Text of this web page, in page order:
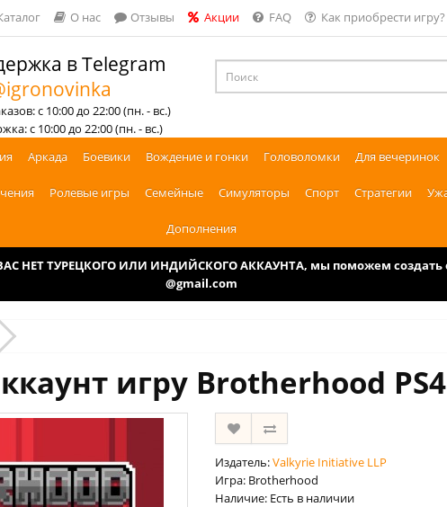
О нас Отзывы Акции FAQ Как приобрести игру?
в Telegram
с 10:00 до 22:00 (пн. - вс.)
с 10:00 до 22:00 (пн. - вс.)
Аркада Боевики Вождение и гонки Головоломки Для вечеринок
Ролевые игры Семейные Симуляторы Спорт Стратегии
Дополнения
НЕТ ТУРЕЦКОГО ИЛИ ИНДИЙСКОГО АККАУНТА, мы поможем создать
@gmail.com
игру Brotherhood
Издатель:Valkyrie Initiative LLP
Игра: Brotherhood
Наличие: Есть в наличии